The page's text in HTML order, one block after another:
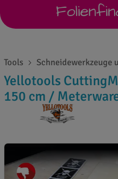
Tools Schneidewerkzeuge
Yellotools
150 cm /